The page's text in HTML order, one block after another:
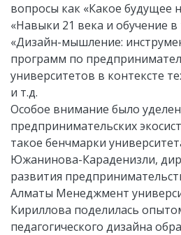
вопросы как «Какое будущее
«Навыки 21 века и обучение
«Дизайн-мышление:
программ по
университетов в контексте
и т.д.
Особое внимание было
предпринимательских
такое бенчмарки
Южанинова-Караденизли,
развития
Алматы Менеджмент
Кириллова поделилась
педагогического дизайна